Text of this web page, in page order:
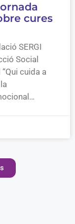
cures
SERGI
Social
cuida a